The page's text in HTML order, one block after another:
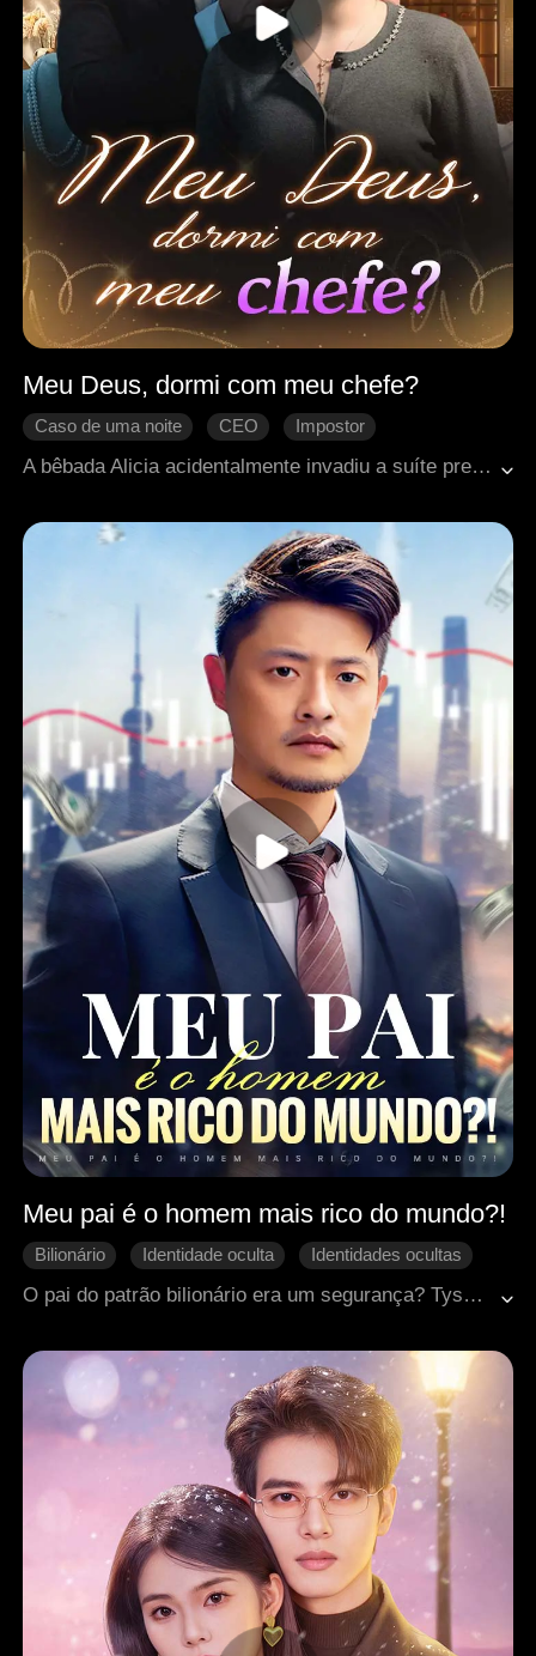
Meu Deus, dormi com meu chefe?
Caso de uma noite CEO
Impostor
Se apaixonando
A bêbada Alicia acidentalmente invadiu a suíte presidencial do hotel e passou uma noite louca com seu chefe, Ryan. Aterrorizada com as consequências, ela escondeu a verdade para não perder o emprego. No entanto, Jessie encontrou o colar de Alicia na suíte e alegou ter passado a noite com Ryan. Com o tempo, Alicia gradualmente se apaixonou por Ryan e as mentiras de Jessie foram expostas. Por fim, Alicia e Ryan esclareceram todos os mal-entendidos e se tornaram um casal.
Meu pai é o homem mais rico do mundo?!
Bilionário Identidade oculta
Identidades ocultas
Vida urbana
O pai do patrão bilionário era um segurança? Tyson era o homem mais rico do mundo, mas ele mantinha isso em segredo dos outros, incluindo seu próprio filho, Jeremy. Porém, quando a empresa de Jeremy estava à beira da falência, Tyson revelou sua verdadeira identidade e virou o jogo!